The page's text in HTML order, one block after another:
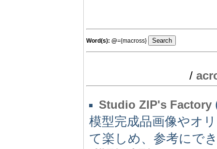
Word(s): @={macross}
/
Studio ZIP's Factory
模型完成品画像やオ
て楽しめ、参考にで